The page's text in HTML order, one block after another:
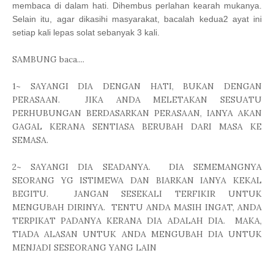
membaca di dalam hati. Dihembus perlahan kearah mukanya.
Selain itu, agar dikasihi masyarakat, bacalah kedua2 ayat ini
setiap kali lepas solat sebanyak 3 kali.
SAMBUNG baca....
1~ SAYANGI DIA DENGAN HATI, BUKAN DENGAN
PERASAAN. JIKA ANDA MELETAKAN SESUATU
PERHUBUNGAN BERDASARKAN PERASAAN, IANYA AKAN
GAGAL KERANA SENTIASA BERUBAH DARI MASA KE
SEMASA.
2~ SAYANGI DIA SEADANYA. DIA SEMEMANGNYA
SEORANG YG ISTIMEWA DAN BIARKAN IANYA KEKAL
BEGITU. JANGAN SESEKALI TERFIKIR UNTUK
MENGUBAH DIRINYA. TENTU ANDA MASIH INGAT, ANDA
TERPIKAT PADANYA KERANA DIA ADALAH DIA. MAKA,
TIADA ALASAN UNTUK ANDA MENGUBAH DIA UNTUK
MENJADI SESEORANG YANG LAIN